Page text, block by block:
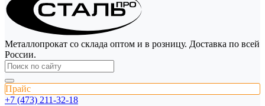
Металлопрокат со склада оптом и в розницу. Доставка по всей
России.
Прайс
+7 (473) 211-32-18